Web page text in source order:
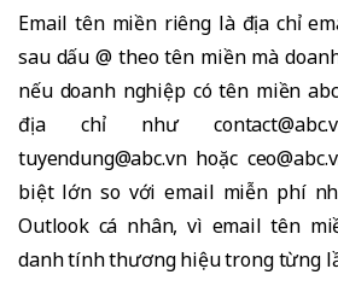
Email tên miền riêng là địa chỉ
sau dấu @ theo tên miền mà
nếu doanh nghiệp có tên miền
địa chỉ như
tuyendung@abc.vn hoặc
biệt lớn so với email miễn phí
Outlook cá nhân, vì email tên
danh tính thương hiệu trong từng